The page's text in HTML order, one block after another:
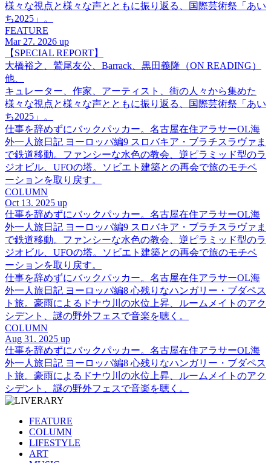
様々な視点と様々な声とともに振り返る、国際芸術祭「あい
ち2025」。
FEATURE
Mar 27. 2026 up
【SPECIAL REPORT】
大橋裕之、鷲尾友公、Barrack、黒田義隆（ON READING）
他、
キュレーター、作家、アーティスト、街の人々から集めた
様々な視点と様々な声とともに振り返る、国際芸術祭「あい
ち2025」。
仕事を辞めずにバックパッカー。名古屋在住アラサーOL海
外一人旅日記 ヨーロッパ編9 スロバキア・ブラチスラヴァま
で鉄道移動。ファンシーな水色の教会、逆ピラミッド型のラ
ジオビル、UFOの塔。ソビエト建築との再会で旅のモチベ
ーションを取り戻す。
COLUMN
Oct 13. 2025 up
仕事を辞めずにバックパッカー。名古屋在住アラサーOL海
外一人旅日記 ヨーロッパ編9 スロバキア・ブラチスラヴァま
で鉄道移動。ファンシーな水色の教会、逆ピラミッド型のラ
ジオビル、UFOの塔。ソビエト建築との再会で旅のモチベ
ーションを取り戻す。
仕事を辞めずにバックパッカー。名古屋在住アラサーOL海
外一人旅日記 ヨーロッパ編8 心残りなハンガリー・ブダペス
ト旅。豪雨によるドナウ川の水位上昇、ルームメイトのアク
シデント、謎の野外フェスで音楽を聴く。
COLUMN
Aug 31. 2025 up
仕事を辞めずにバックパッカー。名古屋在住アラサーOL海
外一人旅日記 ヨーロッパ編8 心残りなハンガリー・ブダペス
ト旅。豪雨によるドナウ川の水位上昇、ルームメイトのアク
シデント、謎の野外フェスで音楽を聴く。
FEATURE
COLUMN
LIFESTYLE
ART